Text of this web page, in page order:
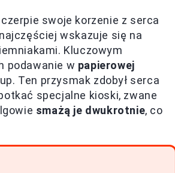
swoje korzenie z serca
wskazuje się na
Kluczowym
podawanie w papierowej
Ten przysmak zdobył serca
specjalne kioski, zwane
smażą je dwukrotnie, co